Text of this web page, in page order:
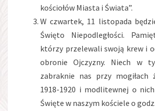
kościołów Miasta i Świata”.
W czwartek, 11 listopada
Święto Niepodległości.
którzy przelewali swoją krew i
obronie Ojczyzny. Niech w
zabraknie nas przy mogiłach
1918-1920 i modlitewnej o
Święte w naszym kościele o godz.